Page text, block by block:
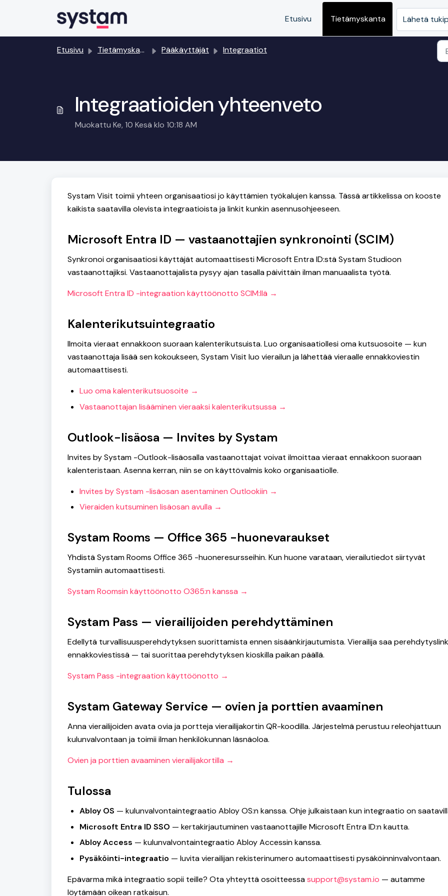
Etusivu
Tietämyskanta Lähetä
Etusivu Tietämyskanta Pääkäyttäjät Integraatiot
Integraatioiden yhteenveto
Muokattu Ke, 10 Kesä klo 10:18 AM
Systam Visit toimii yhteen organisaatiosi jo käyttämien työkalujen kanssa. Tässä artikkelissa on kooste
kaikista saatavilla olevista integraatioista ja linkit kunkin asennusohjeeseen.
Microsoft Entra ID — vastaanottajien synkronointi (SCIM)
Synkronoi organisaatiosi käyttäjät automaattisesti Microsoft Entra ID:stä Systam Studioon
vastaanottajiksi. Vastaanottajalista pysyy ajan tasalla päivittäin ilman manuaalista työtä.
Microsoft Entra ID -integraation käyttöönotto SCIM:llä →
Kalenterikutsuintegraatio
Ilmoita vieraat ennakkoon suoraan kalenterikutsuista. Luo organisaatiollesi oma kutsuosoite — kun
vastaanottaja lisää sen kokoukseen, Systam Visit luo vierailun ja lähettää vieraalle ennakkoviestin
automaattisesti.
Luo oma kalenterikutsuosoite →
Vastaanottajan lisääminen vieraaksi kalenterikutsussa →
Outlook-lisäosa — Invites by Systam
Invites by Systam -Outlook-lisäosalla vastaanottajat voivat ilmoittaa vieraat ennakkoon suoraan
kalenteristaan. Asenna kerran, niin se on käyttövalmis koko organisaatiolle.
Invites by Systam -lisäosan asentaminen Outlookiin →
Vieraiden kutsuminen lisäosan avulla →
Systam Rooms — Office 365 -huonevaraukset
Yhdistä Systam Rooms Office 365 -huoneresursseihin. Kun huone varataan, vierailutiedot siirtyvät
Systamiin automaattisesti.
Systam Roomsin käyttöönotto O365:n kanssa →
Systam Pass — vierailijoiden perehdyttäminen
Edellytä turvallisuusperehdytyksen suorittamista ennen sisäänkirjautumista. Vierailija saa
ennakkoviestissä — tai suorittaa perehdytyksen kioskilla paikan päällä.
Systam Pass -integraation käyttöönotto →
Systam Gateway Service — ovien ja porttien avaaminen
Anna vierailijoiden avata ovia ja portteja vierailijakortin QR-koodilla. Järjestelmä perustuu releohjattuun
kulunvalvontaan ja toimii ilman henkilökunnan läsnäoloa.
Ovien ja porttien avaaminen vierailijakortilla →
Tulossa
Abloy OS — kulunvalvontaintegraatio Abloy OS:n kanssa. Ohje julkaistaan kun integraatio on
Microsoft Entra ID SSO — kertakirjautuminen vastaanottajille Microsoft Entra ID:n kautta.
Abloy Access — kulunvalvontaintegraatio Abloy Accessin kanssa.
Pysäköinti-integraatio — luvita vierailijan rekisterinumero automaattisesti pysäköinninvalvontaan.
Epävarma mikä integraatio sopii teille? Ota yhteyttä osoitteessasupport@systam.io — autamme
löytämään oikean ratkaisun.